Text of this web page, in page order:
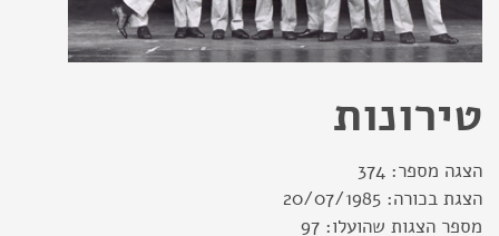
טירונות
הצגה מספר: 374
הצגת בכורה: 20/07/1985
מספר הצגות שהועלו: 97